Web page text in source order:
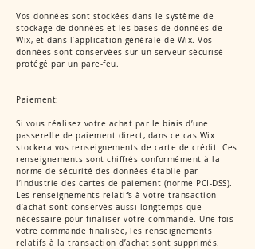
Vos données sont stockées dans le système de
stockage de données et les bases de données de
Wix, et dans l’application générale de Wix. Vos
données sont conservées sur un serveur sécurisé
protégé par un pare-feu.
Paiement:
Si vous réalisez votre achat par le biais d’une
passerelle de paiement direct, dans ce cas Wix
stockera vos renseignements de carte de crédit. Ces
renseignements sont chiffrés conformément à la
norme de sécurité des données établie par
l’industrie des cartes de paiement (norme PCI-DSS).
Les renseignements relatifs à votre transaction
d’achat sont conservés aussi longtemps que
nécessaire pour finaliser votre commande. Une fois
votre commande finalisée, les renseignements
relatifs à la transaction d’achat sont supprimés.